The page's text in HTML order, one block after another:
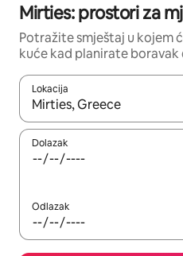
Mirties: prostori za
Potražite smještaj u kojem
kuće kad planirate boravak
Lokacija
Kada budu dostupni
Dolazak
Odlazak